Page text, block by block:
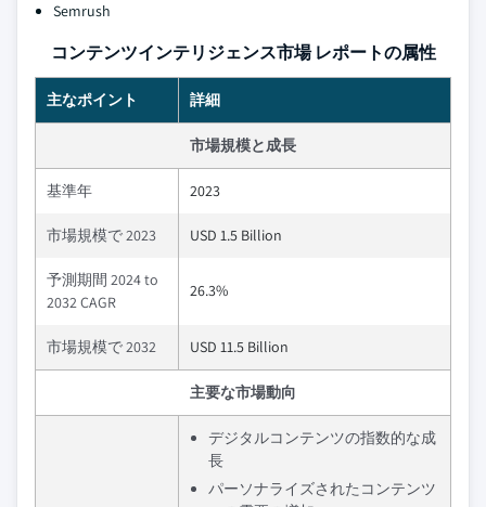
Semrush
コンテンツインテリジェンス市場 レポートの属性
主なポイント 詳細
市場規模と成長
基準年 2023
市場規模で 2023 USD 1.5 Billion
予測期間 2024 to
2032 CAGR
26.3%
市場規模で 2032 USD 11.5 Billion
主要な市場動向
デジタルコンテンツの指数的な成
長
パーソナライズされたコンテンツ